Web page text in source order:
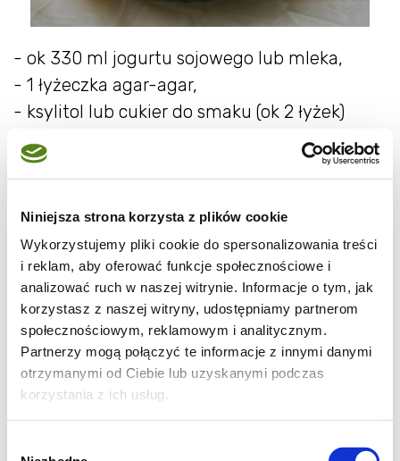
Niniejsza strona korzysta z plików cookie
Wykorzystujemy pliki cookie do spersonalizowania treści
i reklam, aby oferować funkcje społecznościowe i
analizować ruch w naszej witrynie. Informacje o tym, jak
korzystasz z naszej witryny, udostępniamy partnerom
społecznościowym, reklamowym i analitycznym.
Partnerzy mogą połączyć te informacje z innymi danymi
otrzymanymi od Ciebie lub uzyskanymi podczas
korzystania z ich usług.
- ok 330 ml jogurtu sojowego lub mleka,
- 1 łyżeczka agar-agar,
- ksylitol lub cukier do smaku (ok 2 łyżek)
- dowolne owoce lub konfitury.
Wykonanie:
Najłatwiej zrobić domowy jogurt sojowy
kupując 1 jogurt sojowy naturalny (z żywymi
kulturami bakterii) i mleko sojowe. Do
termosu lub słoiczków jogurtownicy
wlewamy jogurt (na słoiczek 125 ml daję 2
łyżki jogurtu), zalewamy mlekiem, dobrze
mieszamy i odstawiamy w ciepłe miejsce na
kilka godzin. Później nasz jogurt chowamy do